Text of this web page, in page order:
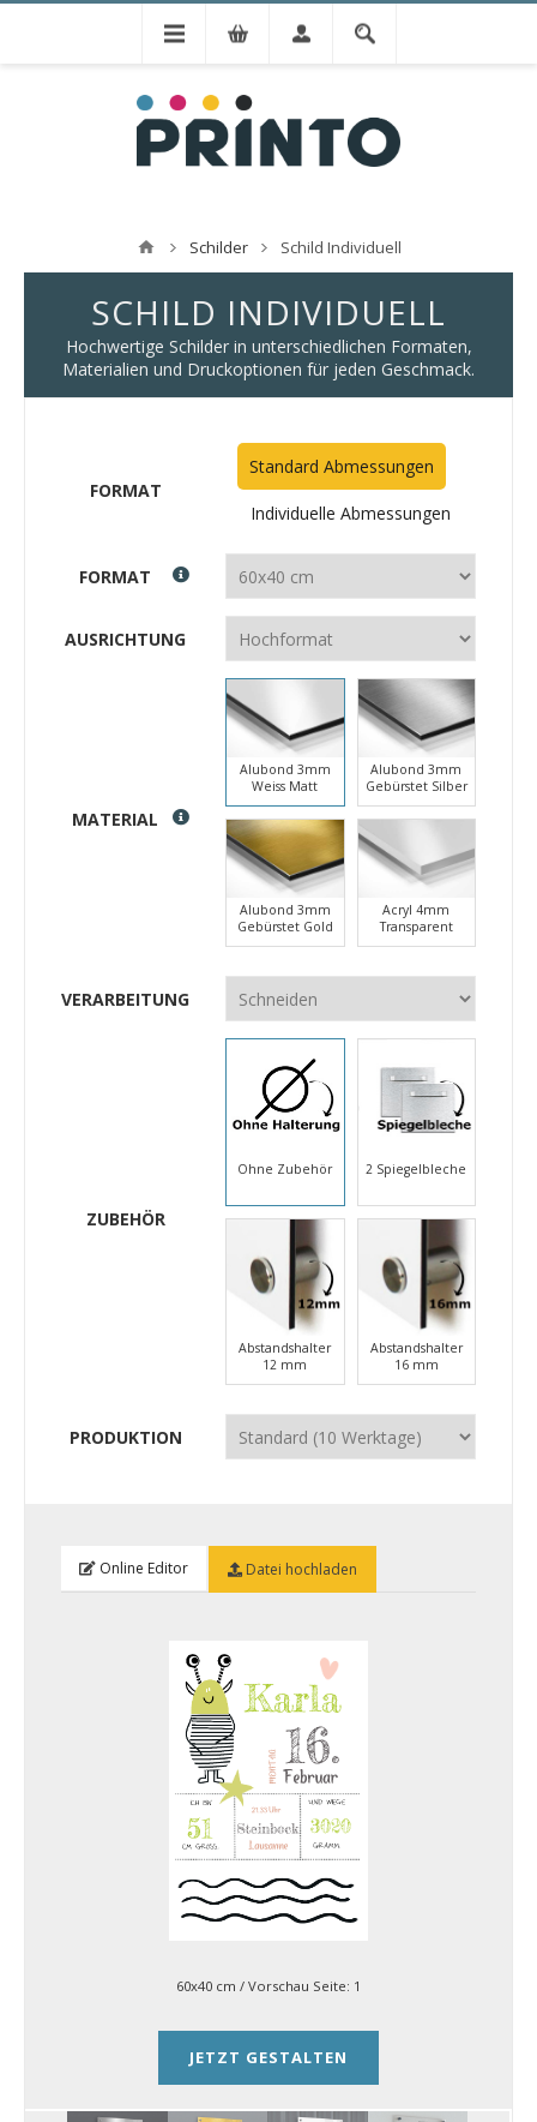
Schilder Schild Individuell
SCHILD INDIVIDUELL
Hochwertige Schilder in unterschiedlichen Formaten,
Materialien und Druckoptionen für jeden Geschmack.
FORMAT
Standard Abmessungen
Individuelle Abmessungen
FORMAT
AUSRICHTUNG
MATERIAL
Alubond 3mm
Weiss Matt
Alubond 3mm
Gebürstet Silber
Alubond 3mm
Gebürstet Gold
Acryl 4mm
Transparent
VERARBEITUNG
ZUBEHÖR
Ohne Zubehör 2 Spiegelbleche
Abstandshalter
12 mm
Abstandshalter
16 mm
PRODUKTION
Online Editor Datei hochladen
60x40 cm / Vorschau Seite: 1
JETZT GESTALTEN